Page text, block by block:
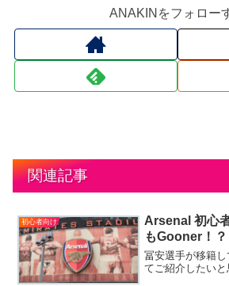
ANAKINをフォロー
関連記事
初心者向け
Arsenal 初心
もGooner！？
冨安選手が移籍
てご紹介したいと